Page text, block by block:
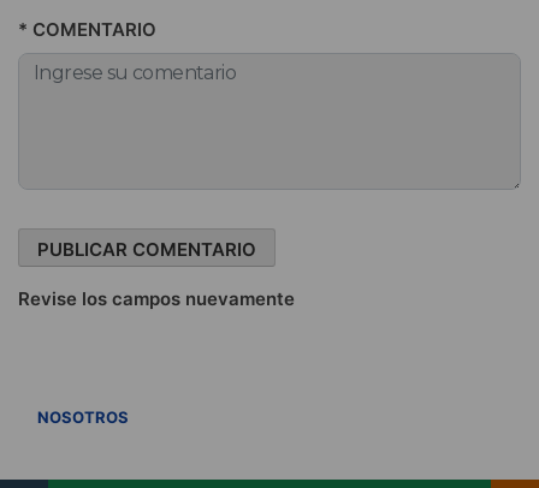
* COMENTARIO
Revise los campos nuevamente
NOSOTROS